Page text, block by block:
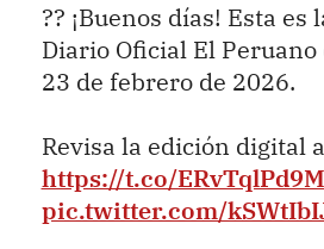
?? ¡Buenos días! Esta es
Diario Oficial El Peruano
23 de febrero de 2026.
Revisa la edición digital
https://t.co/ERvTqlPd9M
pic.twitter.com/